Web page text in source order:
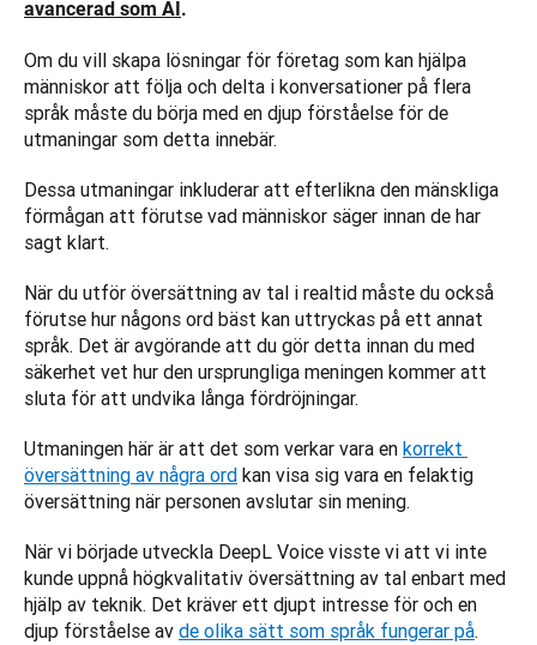
avancerad som AI .
Om du vill skapa lösningar för företag som kan hjälpa
människor att följa och delta i konversationer på flera
språk måste du börja med en djup förståelse för de
utmaningar som detta innebär.
Dessa utmaningar inkluderar att efterlikna den mänskliga
förmågan att förutse vad människor säger innan de har
sagt klart.
När du utför översättning av tal i realtid måste du också
förutse hur någons ord bäst kan uttryckas på ett annat
språk. Det är avgörande att du gör detta innan du med
säkerhet vet hur den ursprungliga meningen kommer att
sluta för att undvika långa fördröjningar.
Utmaningen här är att det som verkar vara en korrekt
översättning av några ord kan visa sig vara en felaktig
översättning när personen avslutar sin mening.
När vi började utveckla DeepL Voice visste vi att vi inte
kunde uppnå högkvalitativ översättning av tal enbart med
hjälp av teknik. Det kräver ett djupt intresse för och en
djup förståelse av de olika sätt som språk fungerar på.